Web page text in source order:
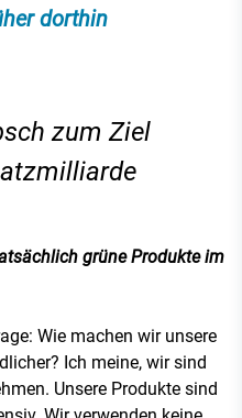
dorthin
zum Ziel
grüne Produkte im
Wie machen wir unsere
Ich meine, wir sind
Unsere Produkte sind